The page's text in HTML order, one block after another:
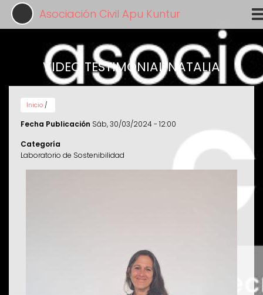
Pasar
contenido
Asociación Civil Apu Kuntur
VIDEO TESTIMONIAL NATALIA
Inicio /
Fecha Publicación Sáb, 30/03/2024 - 12:00
Categoría
Laboratorio de Sostenibilidad